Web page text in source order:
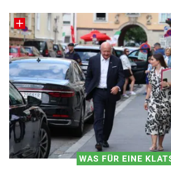
WAS FÜR EINE